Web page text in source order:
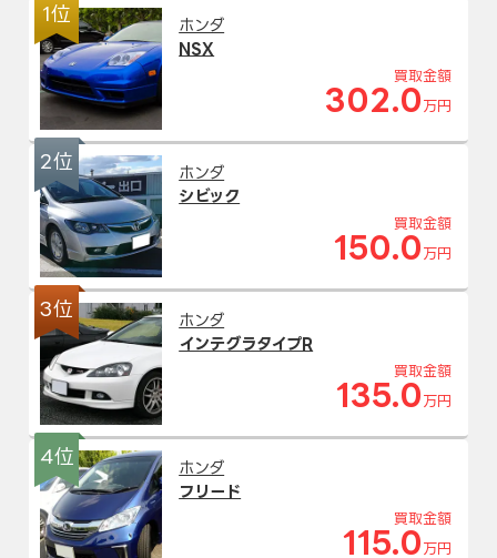
1位
ホンダ
NSX
買取金額
302.0 万円
2位
ホンダ
シビック
買取金額
150.0 万円
3位
ホンダ
インテグラタイプR
買取金額
135.0 万円
4位
ホンダ
フリード
買取金額
115.0 万円